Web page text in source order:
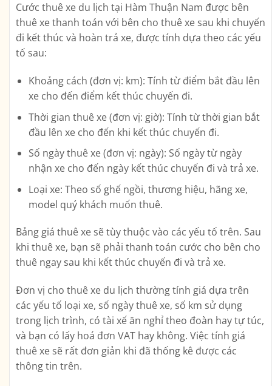
Cước thuê xe du lịch tại Hàm Thuận Nam được bên
thuê xe thanh toán với bên cho thuê xe sau khi chuyến
đi kết thúc và hoàn trả xe, được tính dựa theo các yếu
tố sau:
Khoảng cách (đơn vị: km): Tính từ điểm bắt đầu lên
xe cho đến điểm kết thúc chuyến đi.
Thời gian thuê xe (đơn vị: giờ): Tính từ thời gian bắt
đầu lên xe cho đến khi kết thúc chuyến đi.
Số ngày thuê xe (đơn vị: ngày): Số ngày từ ngày
nhận xe cho đến ngày kết thúc chuyến đi và trả xe.
Loại xe: Theo số ghế ngồi, thương hiệu, hãng xe,
model quý khách muốn thuê.
Bảng giá thuê xe sẽ tùy thuộc vào các yếu tố trên. Sau
khi thuê xe, bạn sẽ phải thanh toán cước cho bên cho
thuê ngay sau khi kết thúc chuyến đi và trả xe.
Đơn vị cho thuê xe du lịch thường tính giá dựa trên
các yếu tố loại xe, số ngày thuê xe, số km sử dụng
trong lịch trình, có tài xế ăn nghỉ theo đoàn hay tự túc,
và bạn có lấy hoá đơn VAT hay không. Việc tính giá
thuê xe sẽ rất đơn giản khi đã thống kê được các
thông tin trên.